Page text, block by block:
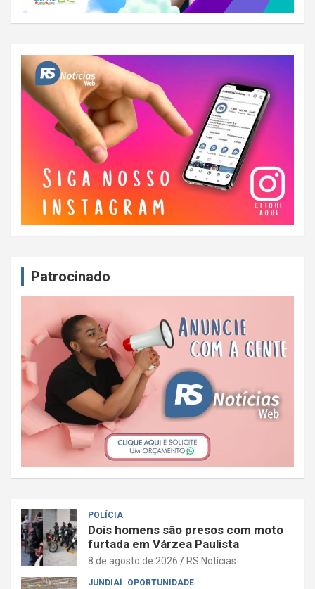
Patrocinado
POLÍCIA
Dois homens são presos com moto
furtada em Várzea Paulista
8 de agosto de 2026 RS Notícias
JUNDIAÍ OPORTUNIDADE